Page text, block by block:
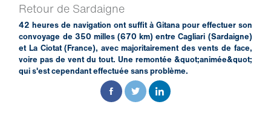
Retour de Sardaigne
42 heures de navigation ont suffit à Gitana pour effectuer son
convoyage de 350 milles (670 km) entre Cagliari (Sardaigne)
et La Ciotat (France), avec majoritairement des vents de face,
voire pas de vent du tout. Une remontée &quot;animée&quot;
qui s'est cependant effectuée sans problème.